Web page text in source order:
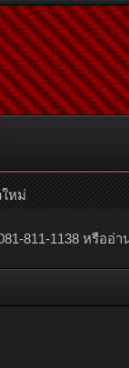
811-1138 หรืออ่
หม่